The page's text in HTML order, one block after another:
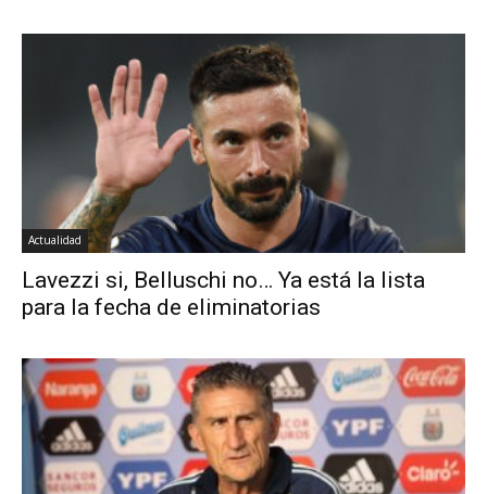
Actualidad
Lavezzi si, Belluschi no… Ya está la lista
para la fecha de eliminatorias